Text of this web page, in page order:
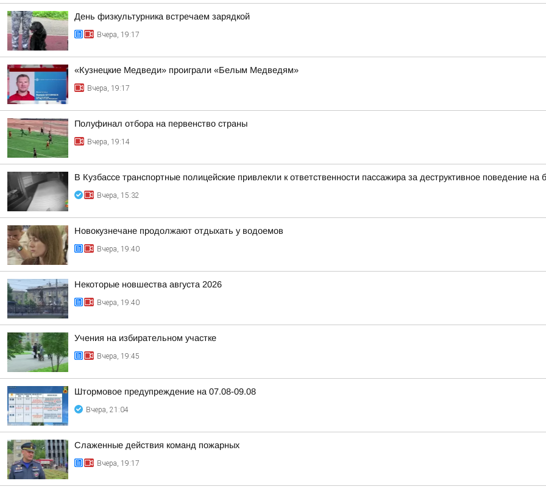
День физкультурника встречаем зарядкой
Вчера, 19:17
«Кузнецкие Медведи» проиграли «Белым Медведям»
Вчера, 19:17
Полуфинал отбора на первенство страны
Вчера, 19:14
В Кузбассе транспортные полицейские привлекли к ответственности пассажира за деструктивное поведение на
Вчера, 15:32
Новокузнечане продолжают отдыхать у водоемов
Вчера, 19:40
Некоторые новшества августа 2026
Вчера, 19:40
Учения на избирательном участке
Вчера, 19:45
Штормовое предупреждение на 07.08-09.08
Вчера, 21:04
Слаженные действия команд пожарных
Вчера, 19:17